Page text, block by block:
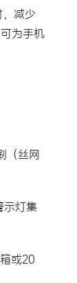
减少
为手机
（丝网
示灯集
或20